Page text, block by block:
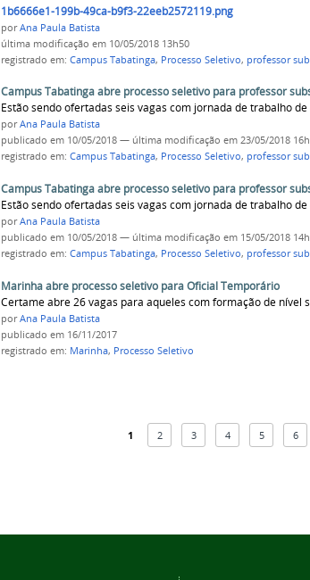
1b6666e1-199b-49ca-b9f3-22eeb2572119.png
porAna Paula Batista
última modificação em 10/05/2018 13h50
registrado em: Campus Tabatinga, Processo Seletivo, professor
Campus Tabatinga abre processo seletivo para professor
Estão sendo ofertadas seis vagas com jornada de trabalho
porAna Paula Batista
publicado em 10/05/2018 — última modificação em 23/05/2018
registrado em: Campus Tabatinga, Processo Seletivo, professor
Campus Tabatinga abre processo seletivo para professor
Estão sendo ofertadas seis vagas com jornada de trabalho
porAna Paula Batista
publicado em 10/05/2018 — última modificação em 15/05/2018
registrado em: Campus Tabatinga, Processo Seletivo, professor
Marinha abre processo seletivo para Oficial Temporário
Certame abre 26 vagas para aqueles com formação de nível
porAna Paula Batista
publicado em 16/11/2017
registrado em: Marinha, Processo Seletivo
1 2 3 4 5 6